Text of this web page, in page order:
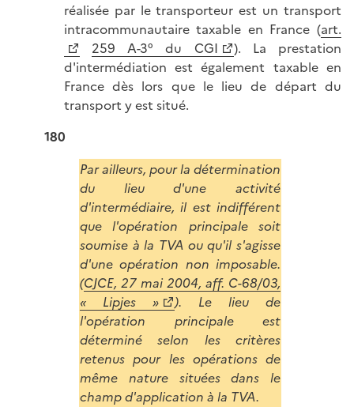
réalisée par le transporteur est un transport
intracommunautaire taxable en France (art.
259 A-3° du CGI
). La prestation
d'intermédiation est également taxable en
France dès lors que le lieu de départ du
transport y est situé.
180
Par ailleurs, pour la détermination
du lieu d'une activité
d'intermédiaire, il est indifférent
que l'opération principale soit
soumise à la TVA ou qu'il s'agisse
d'une opération non imposable.
(CJCE, 27 mai 2004, aff. C-68/03,
« Lipjes »
). Le lieu de
l'opération principale est
déterminé selon les critères
retenus pour les opérations de
même nature situées dans le
champ d'application à la TVA.